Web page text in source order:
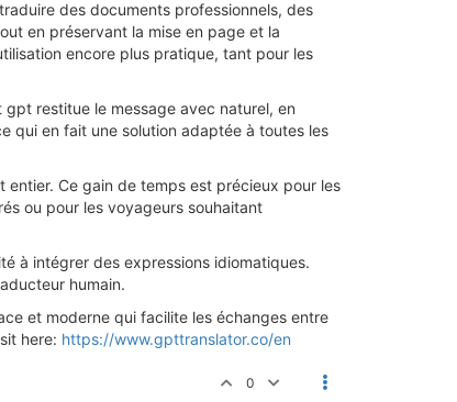
des documents professionnels, des
en préservant la mise en page et la
encore plus pratique, tant pour les
restitue le message avec naturel, en
qui en fait une solution adaptée à toutes les
entier. Ce gain de temps est précieux pour les
ou pour les voyageurs souhaitant
à intégrer des expressions idiomatiques.
humain.
et moderne qui facilite les échanges entre
here: https://www.gpttranslator.co/en
0